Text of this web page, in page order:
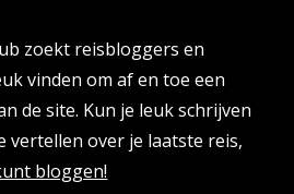
zoekt reisbloggers en
vinden om af en toe een
de site. Kun je leuk schrijven
vertellen over je laatste reis,
bloggen!